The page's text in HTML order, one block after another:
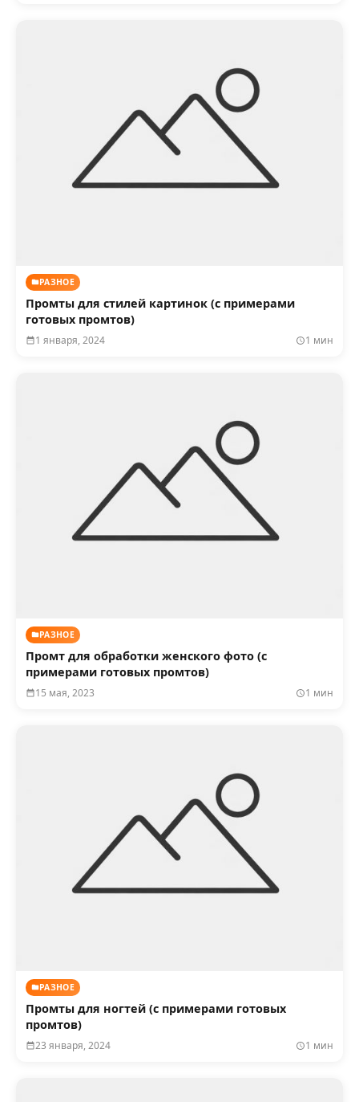
РАЗНОЕ
Промты для стилей картинок (с примерами
готовых промтов)
1 января, 2024 1 мин
РАЗНОЕ
Промт для обработки женского фото (с
примерами готовых промтов)
15 мая, 2023 1 мин
РАЗНОЕ
Промты для ногтей (с примерами готовых
промтов)
23 января, 2024 1 мин